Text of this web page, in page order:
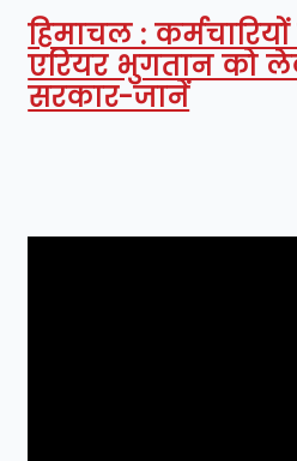
हिमाचल :
एरियर भुगतान को
सरकार-जानें